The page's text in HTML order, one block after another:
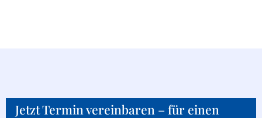
Jetzt Termin vereinbaren – für einen